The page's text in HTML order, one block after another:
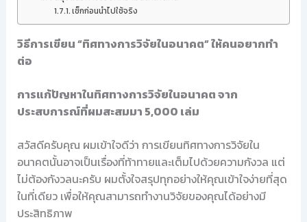
เช็กก่อนนำไปใช้จริง
วิธีการเขียน “ทิศทางการวิจัยในอนาคต” ให้คนอยากทำ
ต่อ
การแก้ปัญหาในทิศทางการวิจัยในอนาคต จาก
ประสบการณ์ที่ผมสะสมมา 5,000 เล่ม
สวัสดีครับคุณ ผมเข้าใจดีว่า การเขียนทิศทางการวิจัยใน
อนาคตนั้นอาจเป็นเรื่องที่ท้าทายและเต็มไปด้วยความกังวล แต่
ไม่ต้องกังวลนะครับ ผมตั้งใจสรุปทุกอย่างให้คุณเข้าใจง่ายที่สุด
ในที่เดียว เพื่อให้คุณสามารถทำงานวิจัยของคุณได้อย่างมี
ประสิทธิภาพ